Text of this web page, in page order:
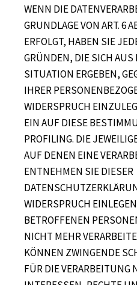
WENN DIE
GRUNDLAGE VON ART. 6
ERFOLGT, HABEN SIE
GRÜNDEN, DIE SICH AUS
SITUATION ERGEBEN,
IHRER
WIDERSPRUCH
EIN AUF DIESE
PROFILING. DIE
AUF DENEN EINE
ENTNEHMEN SIE DIESER
WIDERSPRUCH
BETROFFENEN
NICHT MEHR
KÖNNEN ZWINGENDE
FÜR DIE VERARBEITUNG